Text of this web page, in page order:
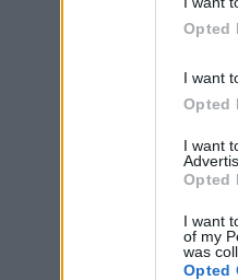
Opted
I want
Opted
I want
Opted
I want
of my
was
Opted